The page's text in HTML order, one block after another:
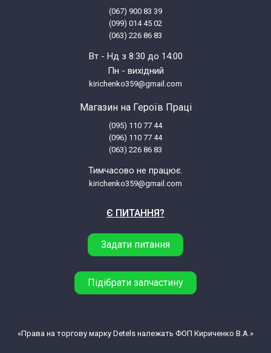
(067) 900 83 39
(099) 014 45 02
(063) 226 86 83
Вт - Нд з 8:30 до 14:00
Пн - вихідний
kirichenko359@gmail.com
Магазин на Героїв Праці
(095) 110 77 44
(096) 110 77 44
(063) 226 86 83
Тимчасово не працює.
kirichenko359@gmail.com
Є ПИТАННЯ?
Задати питання
Підібрати запчастину
«Права на торгову марку Detels належать ФОП Кириченко В.А.»